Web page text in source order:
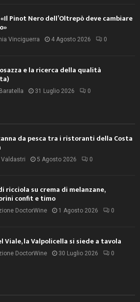
Pinot Nero dell’Oltrepò deve cambiare
Vinciguerra 4 Agosto 2026 0
e la ricerca della qualità
31 Luglio 2026 0
da pesca tra i ristoranti della Costa
Valdastri 5 Agosto 2026 0
ricciola su crema di melanzane,
confit e timo
DoctorWine 1 Agosto 2026 0
Viale, la Valpolicella si siede a tavola
DoctorWine 30 Luglio 2026 0